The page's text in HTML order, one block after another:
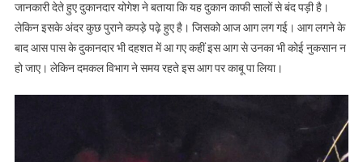
जानकारी देते हुए दुकानदार योगेश ने बताया कि यह दुकान काफी सालों से बंद पड़ी है।
लेकिन इसके अंदर कुछ पुराने कपड़े पढ़े हुए है। जिसको आज आग लग गई। आग लगने के
बाद आस पास के दुकानदार भी दहशत में आ गए कहीं इस आग से उनका भी कोई नुकसान न
हो जाए। लेकिन दमकल विभाग ने समय रहते इस आग पर काबू पा लिया।